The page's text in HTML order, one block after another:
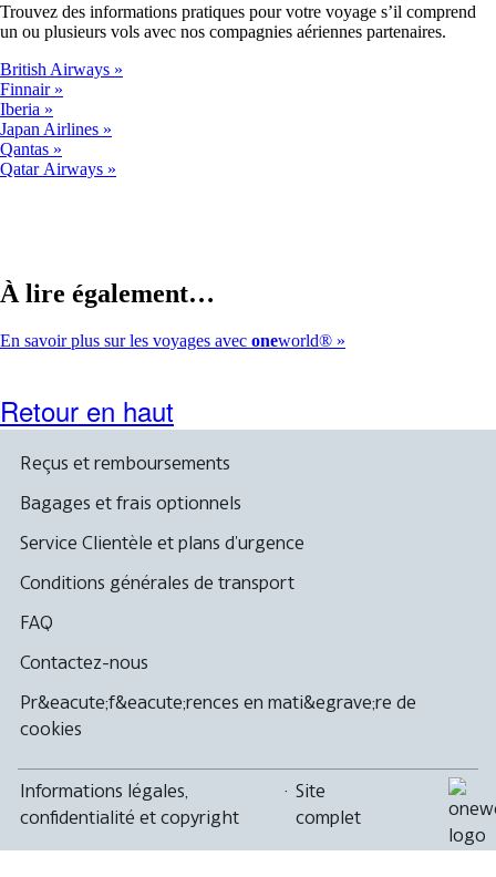
Trouvez des informations pratiques pour votre voyage s’il comprend
un ou plusieurs vols avec nos compagnies aériennes partenaires.
British Airways
Finnair
Iberia
Japan Airlines
Qantas
Qatar Airways
À lire également…
En savoir plus sur les voyages avec oneworld®
Retour en haut
Reçus et remboursements
Bagages et frais optionnels
Service Clientèle et plans d'urgence
Conditions générales de transport
FAQ
Contactez-nous
Pr&eacute;f&eacute;rences en mati&egrave;re de
cookies
Informations légales,
confidentialité et copyright
· Site
complet